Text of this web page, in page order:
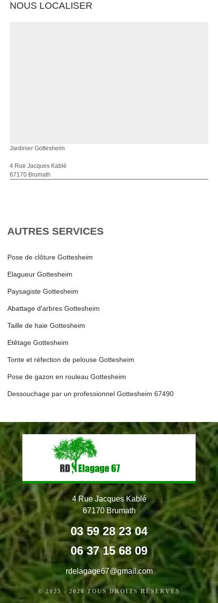
NOUS LOCALISER
Jardinier Gottesheim
4 Rue Jacques Kablé
67170 Brumath
AUTRES SERVICES
Pose de clôture Gottesheim
Elagueur Gottesheim
Paysagiste Gottesheim
Abattage d'arbres Gottesheim
Taille de haie Gottesheim
Etêtage Gottesheim
Tonte et réfection de pelouse Gottesheim
Pose de gazon en rouleau Gottesheim
Dessouchage par un professionnel Gottesheim 67490
4 Rue Jacques Kablé
67170 Brumath
03 59 28 23 04
06 37 15 68 09
rdelagage67@gmail.com
© 2025 - 2026 TOUS DROITS RÉSERVÉS